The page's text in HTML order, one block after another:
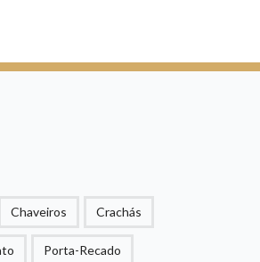
Chaveiros Crachás
Porta-Recado